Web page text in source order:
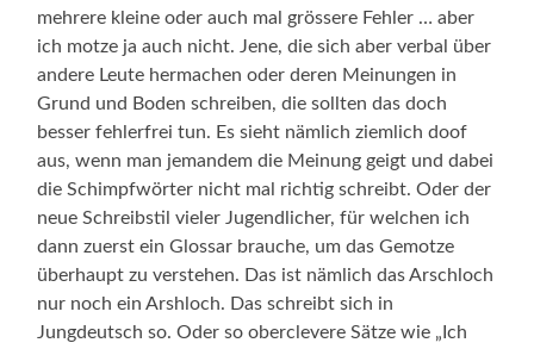
mehrere kleine oder auch mal grössere Fehler … aber
ich motze ja auch nicht. Jene, die sich aber verbal über
andere Leute hermachen oder deren Meinungen in
Grund und Boden schreiben, die sollten das doch
besser fehlerfrei tun. Es sieht nämlich ziemlich doof
aus, wenn man jemandem die Meinung geigt und dabei
die Schimpfwörter nicht mal richtig schreibt. Oder der
neue Schreibstil vieler Jugendlicher, für welchen ich
dann zuerst ein Glossar brauche, um das Gemotze
überhaupt zu verstehen. Das ist nämlich das Arschloch
nur noch ein Arshloch. Das schreibt sich in
Jungdeutsch so. Oder so oberclevere Sätze wie „Ich